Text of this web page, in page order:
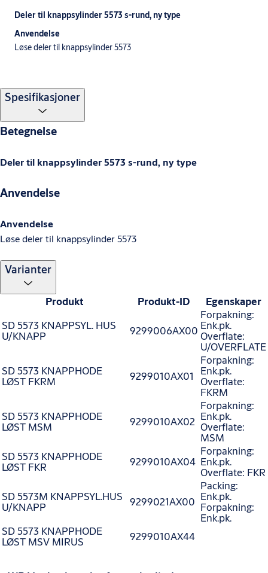
Deler til knappsylinder 5573 s-rund, ny type
Anvendelse
Løse deler til knappsylinder 5573
Spesifikasjoner
Betegnelse
Deler til knappsylinder 5573 s-rund, ny type
Anvendelse
Anvendelse
Løse deler til knappsylinder 5573
Varianter
Produkt Produkt-ID
Egenskaper
SD 5573 KNAPPSYL. HUS
U/KNAPP 9299006AX00
Forpakning:
Enk.pk.
Overflate:
U/OVERFLATE
SD 5573 KNAPPHODE
LØST FKRM 9299010AX01
Forpakning:
Enk.pk.
Overflate:
FKRM
SD 5573 KNAPPHODE
LØST MSM 9299010AX02
Forpakning:
Enk.pk.
Overflate:
MSM
SD 5573 KNAPPHODE
LØST FKR 9299010AX04
Forpakning:
Enk.pk.
Overflate: FKR
SD 5573M KNAPPSYL.HUS
U/KNAPP 9299021AX00
Packing:
Enk.pk.
Forpakning:
Enk.pk.
SD 5573 KNAPPHODE
LØST MSV MIRUS 9299010AX44